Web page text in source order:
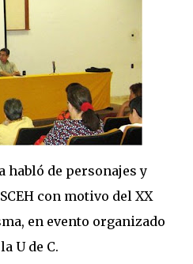
habló de personajes y
con motivo del XX
en evento organizado
U de C.